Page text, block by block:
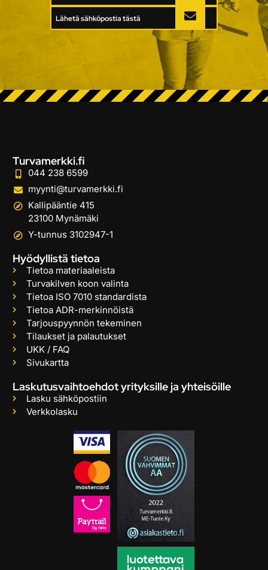
Lähetä sähköpostia tästä
Turvamerkki.fi
044 238 6599
myynti@turvamerkki.fi
Kallipääntie 415
23100 Mynämäki
Y-tunnus 3102947-1
Hyödyllistä tietoa
Tietoa materiaaleista
Turvakilven koon valinta
Tietoa ISO 7010 standardista
Tietoa ADR-merkinnöistä
Tarjouspyynnön tekeminen
Tilaukset ja palautukset
UKK / FAQ
Sivukartta
Laskutusvaihtoehdot yrityksille ja yhteisöille
Lasku sähköpostiin
Verkkolasku